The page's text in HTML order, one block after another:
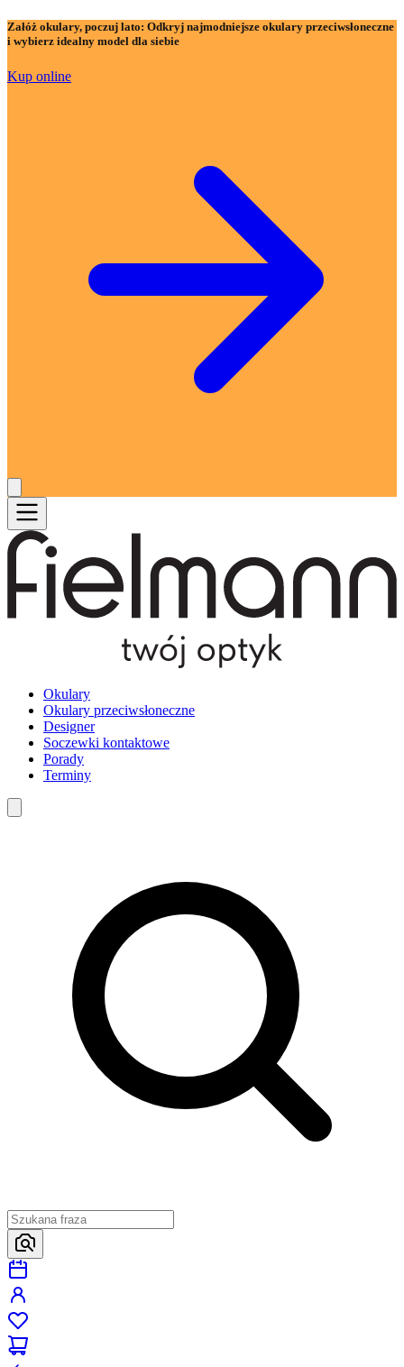
Załóż okulary, poczuj lato: Odkryj najmodniejsze okulary przeciwsłoneczne
i wybierz idealny model dla siebie
Kup online
Okulary
Okulary przeciwsłoneczne
Designer
Soczewki kontaktowe
Porady
Terminy